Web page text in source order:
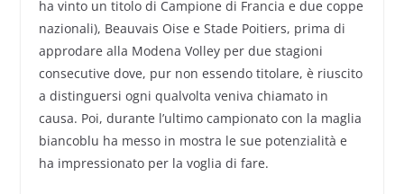
ha vinto un titolo di Campione di Francia e due coppe
nazionali), Beauvais Oise e Stade Poitiers, prima di
approdare alla Modena Volley per due stagioni
consecutive dove, pur non essendo titolare, è riuscito
a distinguersi ogni qualvolta veniva chiamato in
causa. Poi, durante l’ultimo campionato con la maglia
biancoblu ha messo in mostra le sue potenzialità e
ha impressionato per la voglia di fare.